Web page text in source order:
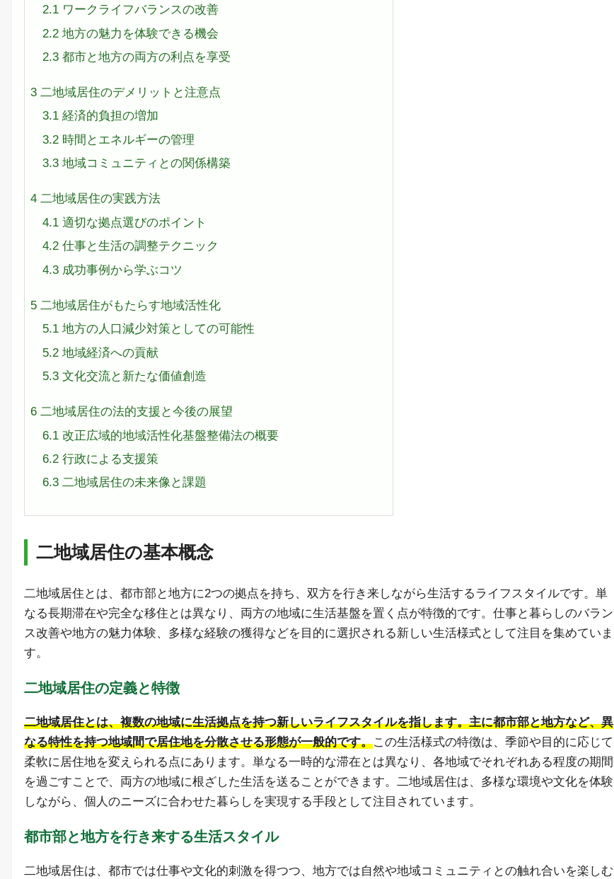
2.1ワークライフバランスの改善
2.2地方の魅力を体験できる機会
2.3都市と地方の両方の利点を享受
3二地域居住のデメリットと注意点
3.1経済的負担の増加
3.2時間とエネルギーの管理
3.3地域コミュニティとの関係構築
4二地域居住の実践方法
4.1適切な拠点選びのポイント
4.2仕事と生活の調整テクニック
4.3成功事例から学ぶコツ
5二地域居住がもたらす地域活性化
5.1地方の人口減少対策としての可能性
5.2地域経済への貢献
5.3文化交流と新たな価値創造
6二地域居住の法的支援と今後の展望
6.1改正広域的地域活性化基盤整備法の概要
6.2行政による支援策
6.3二地域居住の未来像と課題
二地域居住の基本概念
二地域居住とは、都市部と地方に2つの拠点を持ち、双方を行き来しながら生活するライフスタイルです。単
なる長期滞在や完全な移住とは異なり、両方の地域に生活基盤を置く点が特徴的です。仕事と暮らしのバラン
ス改善や地方の魅力体験、多様な経験の獲得などを目的に選択される新しい生活様式として注目を集めていま
す。
二地域居住の定義と特徴
二地域居住とは、複数の地域に生活拠点を持つ新しいライフスタイルを指します。主に都市部と地方など、異
なる特性を持つ地域間で居住地を分散させる形態が一般的です。この生活様式の特徴は、季節や目的に応じて
柔軟に居住地を変えられる点にあります。単なる一時的な滞在とは異なり、各地域でそれぞれある程度の期間
を過ごすことで、両方の地域に根ざした生活を送ることができます。二地域居住は、多様な環境や文化を体験
しながら、個人のニーズに合わせた暮らしを実現する手段として注目されています。
都市部と地方を行き来する生活スタイル
二地域居住は、都市では仕事や文化的刺激を得つつ、地方では自然や地域コミュニティとの触れ合いを楽しむ